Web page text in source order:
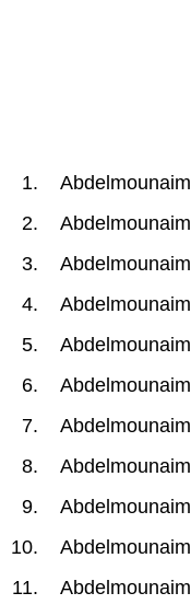
Abdelmounaim
Abdelmounaim
Abdelmounaim
Abdelmounaim
Abdelmounaim
Abdelmounaim
Abdelmounaim
Abdelmounaim
Abdelmounaim
Abdelmounaim
Abdelmounaim